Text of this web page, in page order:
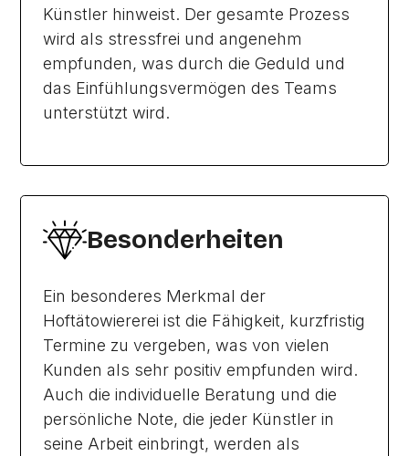
Künstler hinweist. Der gesamte Prozess
wird als stressfrei und angenehm
empfunden, was durch die Geduld und
das Einfühlungsvermögen des Teams
unterstützt wird.
Besonderheiten
Ein besonderes Merkmal der
Hoftätowiererei ist die Fähigkeit, kurzfristig
Termine zu vergeben, was von vielen
Kunden als sehr positiv empfunden wird.
Auch die individuelle Beratung und die
persönliche Note, die jeder Künstler in
seine Arbeit einbringt, werden als